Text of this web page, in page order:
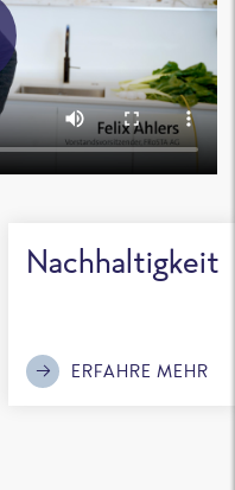
Nachhaltigkeit
ERFAHRE MEHR